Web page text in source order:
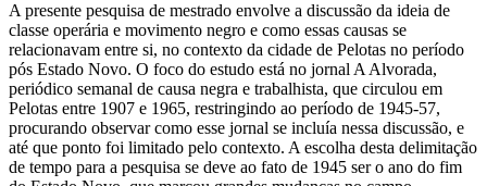
A presente pesquisa de mestrado envolve a discussão da ideia de
classe operária e movimento negro e como essas causas se
relacionavam entre si, no contexto da cidade de Pelotas no período
pós Estado Novo. O foco do estudo está no jornal A Alvorada,
periódico semanal de causa negra e trabalhista, que circulou em
Pelotas entre 1907 e 1965, restringindo ao período de 1945-57,
procurando observar como esse jornal se incluía nessa discussão, e
até que ponto foi limitado pelo contexto. A escolha desta delimitação
de tempo para a pesquisa se deve ao fato de 1945 ser o ano do fim